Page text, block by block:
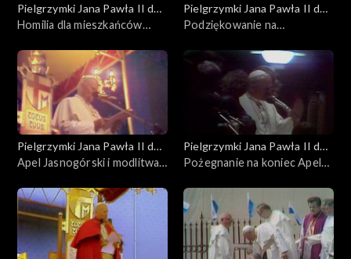
Pielgrzymki Jana Pawła II do
Polski
Homilia dla mieszkańców
Pielgrzymki Jana Pawła II do
Polski
Podziękowanie na
Pielgrzymki Jana Pawła II do
Polski
Apel Jasnogórski i modlitwa
Pielgrzymki Jana Pawła II do
Polski
Pożegnanie na koniec Apelu